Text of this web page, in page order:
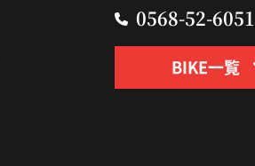
0568-52-6051
BIKE一覧